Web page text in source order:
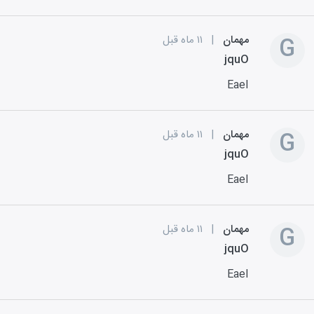
G مهمان | ۱۱ ماه قبل
jquO
EaeI
G مهمان | ۱۱ ماه قبل
jquO
EaeI
G مهمان | ۱۱ ماه قبل
jquO
EaeI